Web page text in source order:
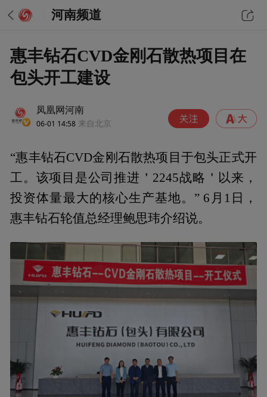
河南频道
惠丰钻石CVD金刚石散热项目在
包头开工建设
凤凰网河南
06-01 14:58 来自北京
“惠丰钻石CVD金刚石散热项目于包头正式开
工。该项目是公司推进＇2245战略＇以来，
投资体量最大的核心生产基地。” 6月1日，
惠丰钻石轮值总经理鲍思玮介绍说。